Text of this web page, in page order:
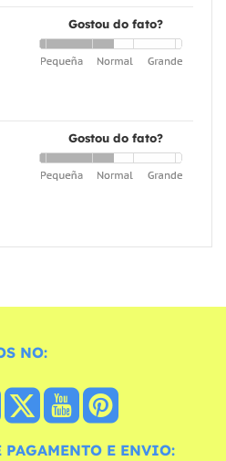
Gostou do fato?
Gostou do fato?
NO:
PAGAMENTO E ENVIO: